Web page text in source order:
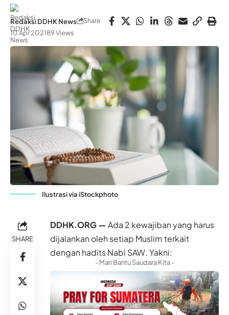
Redaksi DDHK News
10 Apr 202189 Views
Share
Ilustrasi via iStockphoto
SHARE
DDHK.ORG —Ada 2 kewajiban yang harus
dijalankan oleh setiap Muslim terkait
dengan hadits Nabi SAW. Yakni:
- Mari Bantu Saudara Kita -